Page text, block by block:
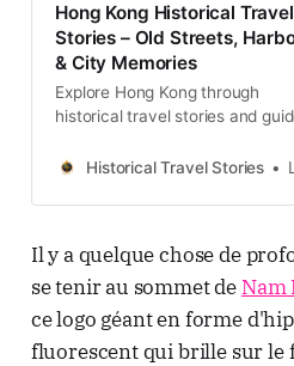
Hong Kong Historical Travel
Stories – Old Streets,
& City Memories
Explore Hong Kong through
historical travel stories and
neighbourhoods filled with
Historical Travel Stories
Il y a quelque chose de
se tenir au sommet de Nam
ce logo géant en forme
fluorescent qui brille sur le